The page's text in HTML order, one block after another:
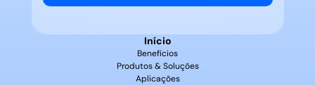
Início
Benefícios
Produtos & Soluções
Aplicações